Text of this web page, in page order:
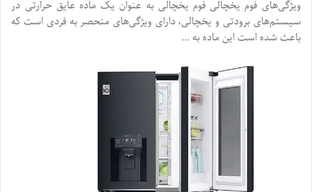
ویژگی‌های فوم یخچالی فوم یخچالی به عنوان یک ماده عایق حرارتی در
سیستم‌های برودتی و یخچالی، دارای ویژگی‌های منحصر به فردی است که
باعث شده است این ماده به …